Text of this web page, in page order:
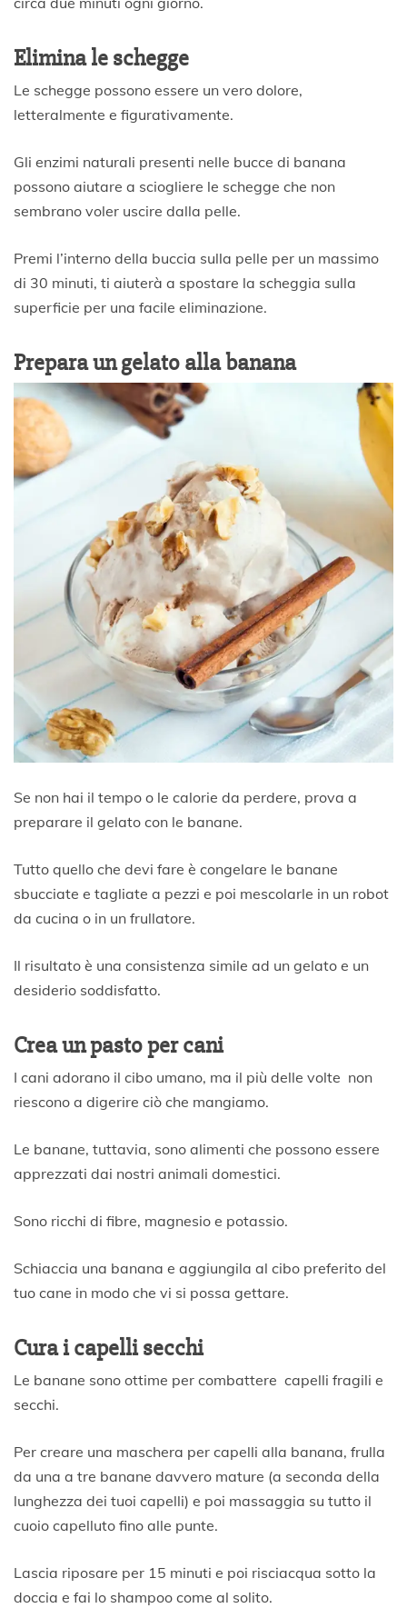
Elimina le schegge
Le schegge possono essere un vero dolore,
letteralmente e figurativamente.
Gli enzimi naturali presenti nelle bucce di banana
possono aiutare a sciogliere le schegge che non
sembrano voler uscire dalla pelle.
Premi l’interno della buccia sulla pelle per un massimo
di 30 minuti, ti aiuterà a spostare la scheggia sulla
superficie per una facile eliminazione.
Prepara un gelato alla banana
Se non hai il tempo o le calorie da perdere, prova a
preparare il gelato con le banane.
Tutto quello che devi fare è congelare le banane
sbucciate e tagliate a pezzi e poi mescolarle in un robot
da cucina o in un frullatore.
Il risultato è una consistenza simile ad un gelato e un
desiderio soddisfatto.
Crea un pasto per cani
I cani adorano il cibo umano, ma il più delle volte non
riescono a digerire ciò che mangiamo.
Le banane, tuttavia, sono alimenti che possono essere
apprezzati dai nostri animali domestici.
Sono ricchi di fibre, magnesio e potassio.
Schiaccia una banana e aggiungila al cibo preferito del
tuo cane in modo che vi si possa gettare.
Cura i capelli secchi
Le banane sono ottime per combattere capelli fragili e
secchi.
Per creare una maschera per capelli alla banana, frulla
da una a tre banane davvero mature (a seconda della
lunghezza dei tuoi capelli) e poi massaggia su tutto il
cuoio capelluto fino alle punte.
Lascia riposare per 15 minuti e poi risciacqua sotto la
doccia e fai lo shampoo come al solito.